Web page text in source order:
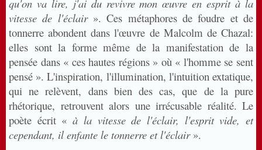
qu'on va lire, j'ai du revivre mon œuvre en esprit à la
vitesse de l'éclair ». Ces métaphores de foudre et de
tonnerre abondent dans l'œuvre de Malcolm de Chazal:
elles sont la forme même de la manifestation de la
pensée dans « ces hautes régions » où « l'homme se sent
pensé ». L'inspiration, l'illumination, l'intuition extatique,
qui ne relèvent, dans bien des cas, que de la pure
rhétorique, retrouvent alors une irrécusable réalité. Le
poète écrit «à la vitesse de l'éclair, l'esprit vide, et
cependant, il enfante le tonnerre et l'éclair ».